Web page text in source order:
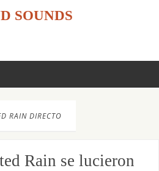
SOUNDS
RAIN DIRECTO
Rain se lucieron